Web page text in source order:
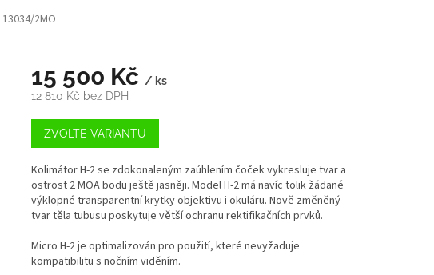
13034/2MO
15 500 Kč / ks
12 810 Kč bez DPH
Měrná
cena:
ZVOLTE VARIANTU
Kolimátor H-2 se zdokonaleným zaúhlením čoček vykresluje tvar a
ostrost 2 MOA bodu ještě jasněji. Model H-2 má navíc tolik žádané
výklopné transparentní krytky objektivu i okuláru. Nově změněný
tvar těla tubusu poskytuje větší ochranu rektifikačních prvků.
Micro H-2 je optimalizován pro použití, které nevyžaduje
kompatibilitu s nočním viděním.